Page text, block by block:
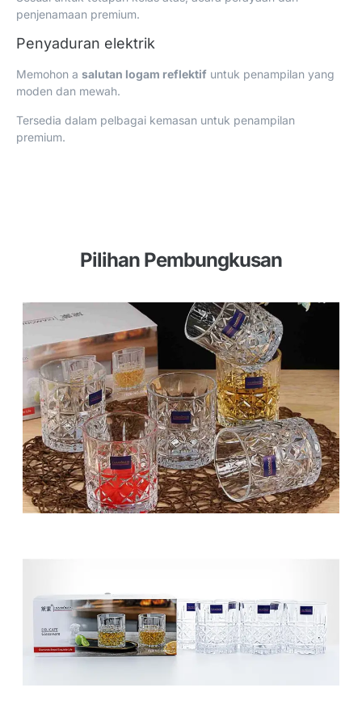
penjenamaan premium.
Penyaduran elektrik
Memohon a salutan logam reflektif untuk penampilan yang
moden dan mewah.
Tersedia dalam pelbagai kemasan untuk penampilan
premium.
Pilihan Pembungkusan